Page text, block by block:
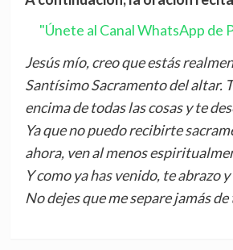
"Únete al Canal WhatsApp de
Jesús mío, creo que estás
Santísimo Sacramento del altar.
encima de todas las cosas y te
Ya que no puedo recibirte
ahora, ven al menos
Y como ya has venido, te abrazo
No dejes que me separe jamás de